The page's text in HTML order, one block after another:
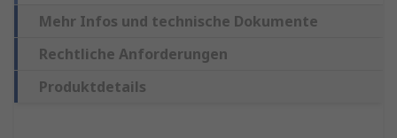
Mehr Infos und technische Dokumente
Rechtliche Anforderungen
Produktdetails